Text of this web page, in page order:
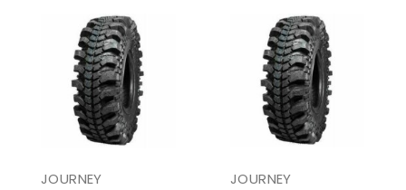
JOURNEY JOURNEY